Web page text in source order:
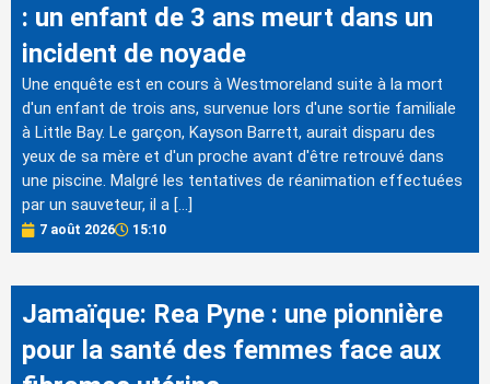
: un enfant de 3 ans meurt dans un
incident de noyade
Une enquête est en cours à Westmoreland suite à la mort
d'un enfant de trois ans, survenue lors d'une sortie familiale
à Little Bay. Le garçon, Kayson Barrett, aurait disparu des
yeux de sa mère et d'un proche avant d'être retrouvé dans
une piscine. Malgré les tentatives de réanimation effectuées
par un sauveteur, il a […]
7 août 2026 15:10
Jamaïque: Rea Pyne : une pionnière
pour la santé des femmes face aux